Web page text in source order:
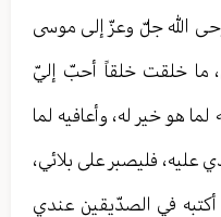
الله جلّ وعزّ إلى موسى
ما خلقت خلقاً أحبّ إليّ
هو خير له، وأعافيه لما
عليه، فليصبر على بلائي،
في الصدّيقين عندي